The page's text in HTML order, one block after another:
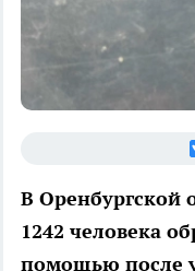
В Оренбургской
1242 человека
помощью после